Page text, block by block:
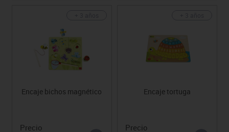
Encaje bichos magnético
Precio
Encaje tortuga
Precio